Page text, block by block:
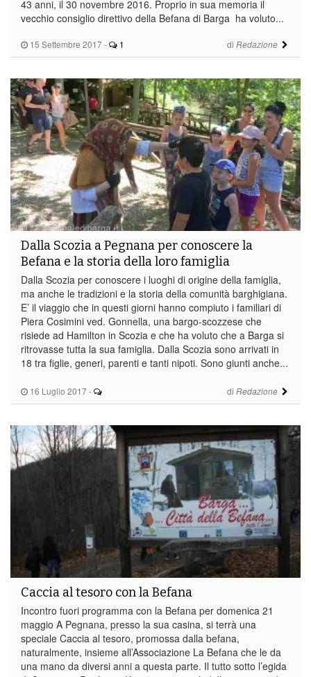
15 Settembre 2017 - 1 di Redazione
43 anni, il 30 novembre 2016. Proprio in sua memoria il
vecchio consiglio direttivo della Befana di Barga ha voluto...
16 Luglio 2017 - di Redazione
Dalla Scozia a Pegnana per conoscere la
Befana e la storia della loro famiglia
Dalla Scozia per conoscere i luoghi di origine della famiglia,
ma anche le tradizioni e la storia della comunità barghigiana.
E’ il viaggio che in questi giorni hanno compiuto i familiari di
Piera Cosimini ved. Gonnella, una bargo-scozzese che
risiede ad Hamilton in Scozia e che ha voluto che a Barga si
ritrovasse tutta la sua famiglia. Dalla Scozia sono arrivati in
18 tra figlie, generi, parenti e tanti nipoti. Sono giunti anche...
Caccia al tesoro con la Befana
Incontro fuori programma con la Befana per domenica 21
maggio A Pegnana, presso la sua casina, si terrà una
speciale Caccia al tesoro, promossa dalla befana,
naturalmente, insieme all’Associazione La Befana che le da
una mano da diversi anni a questa parte. Il tutto sotto l’egida